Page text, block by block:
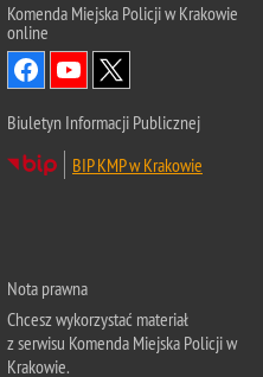
Komenda Miejska Policji w Krakowie
online
Biuletyn Informacji Publicznej
BIP KMP w Krakowie
Nota prawna
Chcesz wykorzystać materiał
z serwisu Komenda Miejska Policji w
Krakowie.